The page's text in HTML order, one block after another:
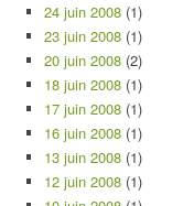
24 juin 2008 (1)
23 juin 2008 (1)
20 juin 2008 (2)
18 juin 2008 (1)
17 juin 2008 (1)
16 juin 2008 (1)
13 juin 2008 (1)
12 juin 2008 (1)